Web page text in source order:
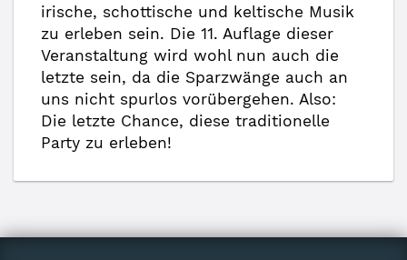
irische, schottische und keltische Musik
zu erleben sein. Die 11. Auflage dieser
Veranstaltung wird wohl nun auch die
letzte sein, da die Sparzwänge auch an
uns nicht spurlos vorübergehen. Also:
Die letzte Chance, diese traditionelle
Party zu erleben!